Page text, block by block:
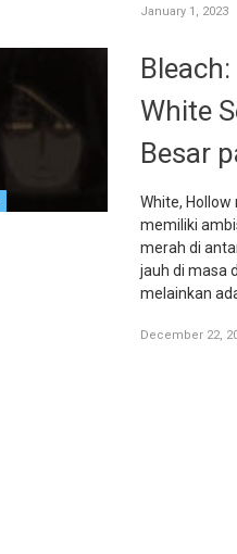
January 1, 2023
White
Besar
White,
memiliki
merah di
jauh di masa
melainkan
December 22,